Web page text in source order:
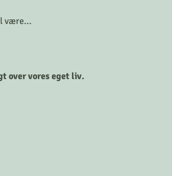
være...
over vores eget liv.